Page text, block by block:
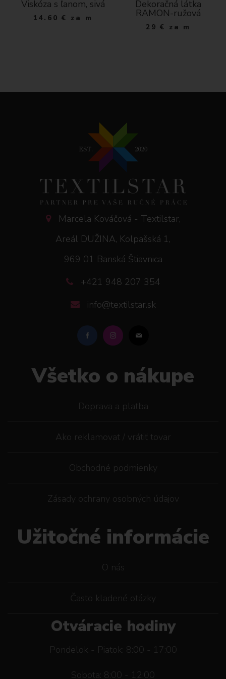
Viskóza s ľanom, sivá
14.60 € za m
Dekoračná látka
RAMON-ružová
29 € za m
Marcela Kováčová - Textilstar,
Areál DUŽINA, Kolpašská 1,
969 01 Banská Štiavnica
+421 948 207 354
info@textilstar.sk
Všetko o nákupe
Doprava a platba
Ako reklamovat / vrátiť tovar
Obchodné podmienky
Zásady ochrany osobných údajov
Užitočné informácie
O nás
Často kladené otázky
Otváracie hodiny
Pondelok - Piatok: 8:00 - 17:00
Sobota: 8:00 - 12:00